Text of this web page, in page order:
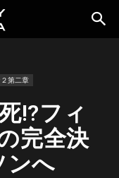
第二章
!?フィ
完全決
ンへ